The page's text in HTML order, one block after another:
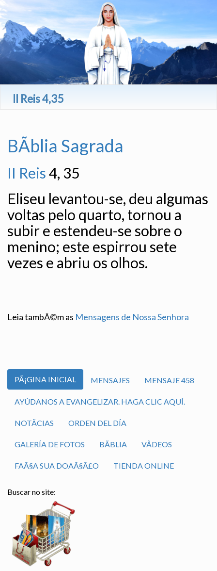
II Reis 4,35
BÃ­blia Sagrada
II Reis4, 35
Eliseu levantou-se, deu algumas
voltas pelo quarto, tornou a
subir e estendeu-se sobre o
menino; este espirrou sete
vezes e abriu os olhos.
Leia tambÃ©m as Mensagens de Nossa Senhora
PÃ¡GINA INICIAL MENSAJES MENSAJE 458
AYÚDANOS A EVANGELIZAR. HAGA CLIC AQUÍ.
NOTÃ­CIAS ORDEN DEL DÍA
GALERÍA DE FOTOS BÃ­BLIA VÃ­DEOS
FAÃ§A SUA DOAÃ§Ã£O TIENDA ONLINE
Buscar no site: